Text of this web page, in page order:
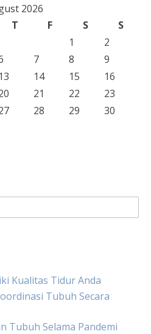
2026
T F S
S
1
2
7 8
9
13 14 15
16
21 22
23
28 29
30
Kualitas Tidur Anda
Tubuh Secara
Tubuh Selama Pandemi